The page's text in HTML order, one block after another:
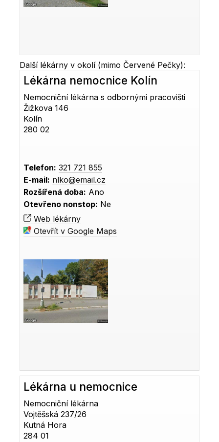
Další lékárny v okolí (mimo Červené Pečky):
Lékárna nemocnice Kolín
Nemocniční lékárna s odbornými pracovišti
Žižkova 146
Kolín
280 02
Telefon: 321 721 855
E-mail: nlko@email.cz
Rozšířená doba: Ano
Otevřeno nonstop: Ne
Web lékárny
Otevřít v Google Maps
Lékárna u nemocnice
Nemocniční lékárna
Vojtěšská 237/26
Kutná Hora
284 01